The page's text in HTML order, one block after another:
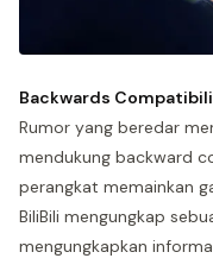
Backwards
Rumor yang beredar
mendukung backward
perangkat memainkan
BiliBili mengungkap
mengungkapkan